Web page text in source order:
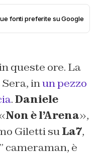
fonti preferite su Google
queste ore. La
inun pezzo
.Daniele
Non è l’Arena»,
Giletti suLa7,
cameraman, è